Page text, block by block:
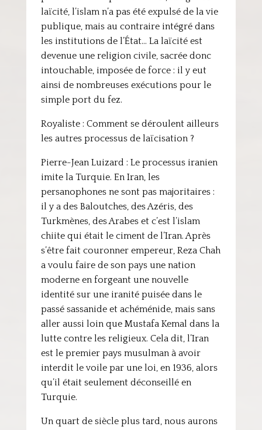
laïcité, l’islam n’a pas été expulsé de la vie
publique, mais au contraire intégré dans
les institutions de l’État… La laïcité est
devenue une religion civile, sacrée donc
intouchable, imposée de force : il y eut
ainsi de nombreuses exécutions pour le
simple port du fez.
Royaliste : Comment se déroulent ailleurs
les autres processus de laïcisation ?
Pierre-Jean Luizard : Le processus iranien
imite la Turquie. En Iran, les
persanophones ne sont pas majoritaires :
il y a des Baloutches, des Azéris, des
Turkmènes, des Arabes et c’est l’islam
chiite qui était le ciment de l’Iran. Après
s’être fait couronner empereur, Reza Chah
a voulu faire de son pays une nation
moderne en forgeant une nouvelle
identité sur une iranité puisée dans le
passé sassanide et achéménide, mais sans
aller aussi loin que Mustafa Kemal dans la
lutte contre les religieux. Cela dit, l’Iran
est le premier pays musulman à avoir
interdit le voile par une loi, en 1936, alors
qu’il était seulement déconseillé en
Turquie.
Un quart de siècle plus tard, nous aurons